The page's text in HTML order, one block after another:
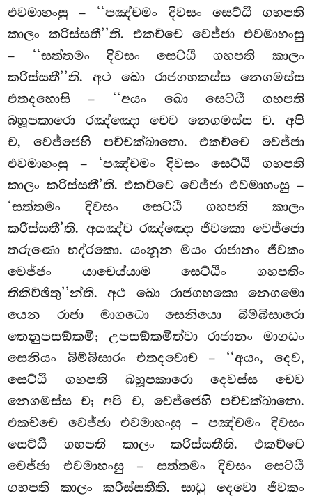
එවමාහංසු – ‘‘පඤ්චමං දිවසං සෙට්ඨි ගහපති
කාලං කරිස්සතී’’ති. එකච්චෙ වෙජ්ජා එවමාහංසු
– ‘‘සත්තමං දිවසං සෙට්ඨි ගහපති කාලං
කරිස්සතී’’ති. අථ ඛො රාජගහකස්ස නෙගමස්ස
එතදහොසි – ‘‘අයං ඛො සෙට්ඨි ගහපති
බහූපකාරො රඤ්ඤො චෙව නෙගමස්ස ච. අපි
ච, වෙජ්ජෙහි පච්චක්ඛාතො. එකච්චෙ වෙජ්ජා
එවමාහංසු – ‘පඤ්චමං දිවසං සෙට්ඨි ගහපති
කාලං කරිස්සතී’ති. එකච්චෙ වෙජ්ජා එවමාහංසු –
‘සත්තමං දිවසං සෙට්ඨි ගහපති කාලං
කරිස්සතී’ති. අයඤ්ච රඤ්ඤො ජීවකො වෙජ්ජො
තරුණො භද්රකො. යංනූන මයං රාජානං ජීවකං
වෙජ්ජං යාචෙය්යාම සෙට්ඨිං ගහපතිං
තිකිච්ඡිතු’’න්ති. අථ ඛො රාජගහකො නෙගමො
යෙන රාජා මාගධො සෙනියො බිම්බිසාරො
තෙනුපසඞ්කමි; උපසඞ්කමිත්වා රාජානං මාගධං
සෙනියං බිම්බිසාරං එතදවොච – ‘‘අයං, දෙව,
සෙට්ඨි ගහපති බහූපකාරො දෙවස්ස චෙව
නෙගමස්ස ච; අපි ච, වෙජ්ජෙහි පච්චක්ඛාතො.
එකච්චෙ වෙජ්ජා එවමාහංසු – පඤ්චමං දිවසං
සෙට්ඨි ගහපති කාලං කරිස්සතීති. එකච්චෙ
වෙජ්ජා එවමාහංසු – සත්තමං දිවසං සෙට්ඨි
ගහපති කාලං කරිස්සතීති. සාධු දෙවො ජීවකං